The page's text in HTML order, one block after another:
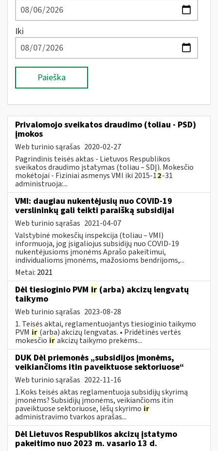
Iki
Paieška
Privalomojo sveikatos draudimo (toliau - PSD)
įmokos
Web turinio sąrašas 2020-02-27
Pagrindinis teisės aktas - Lietuvos Respublikos
sveikatos draudimo įstatymas (toliau – SDĮ). Mokesčio
mokėtojai - Fiziniai asmenys VMI iki 2015-12-31
administruoja:...
VMI: daugiau nukentėjusių nuo COVID-19
verslininkų gali teikti paraišką subsidijai
Web turinio sąrašas 2021-04-07
Valstybinė mokesčių inspekcija (toliau – VMI)
informuoja, jog įsigaliojus subsidijų nuo COVID-19
nukentėjusioms įmonėms Aprašo pakeitimui,
individualioms įmonėms, mažosioms bendrijoms,...
Metai: 2021
Dėl tiesioginio PVM ir (arba) akcizų lengvatų
taikymo
Web turinio sąrašas 2023-08-28
1. Teisės aktai, reglamentuojantys tiesioginio taikymo
PVM ir (arba) akcizų lengvatas. • Pridėtinės vertės
mokesčio irakcizų taikymo prekėms...
DUK Dėl priemonės „subsidijos įmonėms,
veikiančioms itin paveiktuose sektoriuose“
Web turinio sąrašas 2022-11-16
1.Koks teisės aktas reglamentuoja subsidijų skyrimą
įmonėms? Subsidijų įmonėms, veikiančioms itin
paveiktuose sektoriuose, lėšų skyrimo ir
administravimo tvarkos aprašas...
Dėl Lietuvos Respublikos akcizų įstatymo
pakeitimo nuo 2023 m. vasario 13 d.